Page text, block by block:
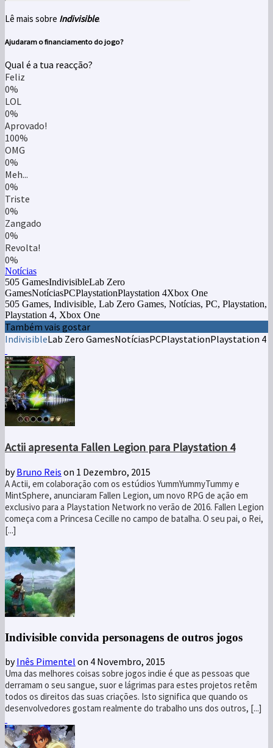
Lê mais sobre Indivisible.
Ajudaram o financiamento do jogo?
Qual é a tua reacção?
Feliz
0%
LOL
0%
Aprovado!
100%
OMG
0%
Meh...
0%
Triste
0%
Zangado
0%
Revolta!
0%
Notícias
505 GamesIndivisibleLab Zero
GamesNotíciasPCPlaystationPlaystation 4Xbox One
505 Games, Indivisible, Lab Zero Games, Notícias, PC, Playstation,
Playstation 4, Xbox One
Também vais gostar
IndivisibleLab Zero GamesNotíciasPCPlaystationPlaystation 4
Actii apresenta Fallen Legion para Playstation 4
byBruno Reis on 1 Dezembro, 2015
A Actii, em colaboração com os estúdios YummYummyTummy e
MintSphere, anunciaram Fallen Legion, um novo RPG de ação em
exclusivo para a Playstation Network no verão de 2016. Fallen Legion
começa com a Princesa Cecille no campo de batalha. O seu pai, o Rei,
[...]
Indivisible convida personagens de outros jogos
byInês Pimentel on 4 Novembro, 2015
Uma das melhores coisas sobre jogos indie é que as pessoas que
derramam o seu sangue, suor e lágrimas para estes projetos retêm
todos os direitos das suas criações. Isto significa que quando os
desenvolvedores gostam realmente do trabalho uns dos outros, [...]